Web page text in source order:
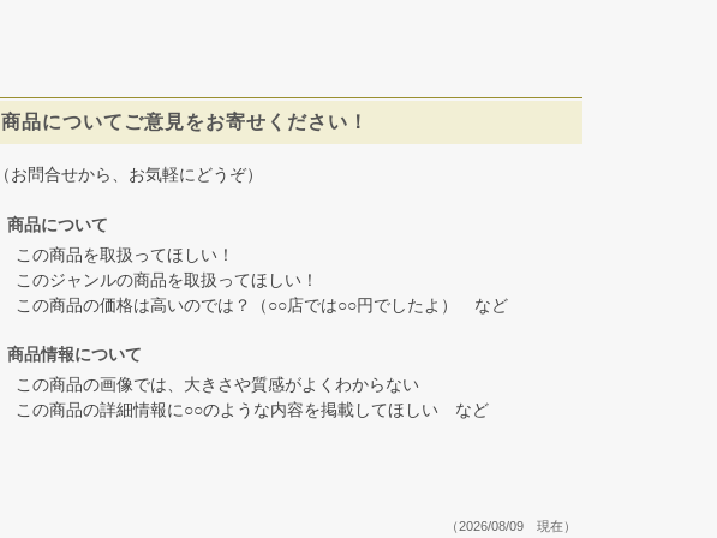
商品についてご意見をお寄せください！
（お問合せから、お気軽にどうぞ）
商品について
この商品を取扱ってほしい！
このジャンルの商品を取扱ってほしい！
この商品の価格は高いのでは？（○○店では○○円でしたよ） など
商品情報について
この商品の画像では、大きさや質感がよくわからない
この商品の詳細情報に○○のような内容を掲載してほしい など
（2026/08/09 現在）